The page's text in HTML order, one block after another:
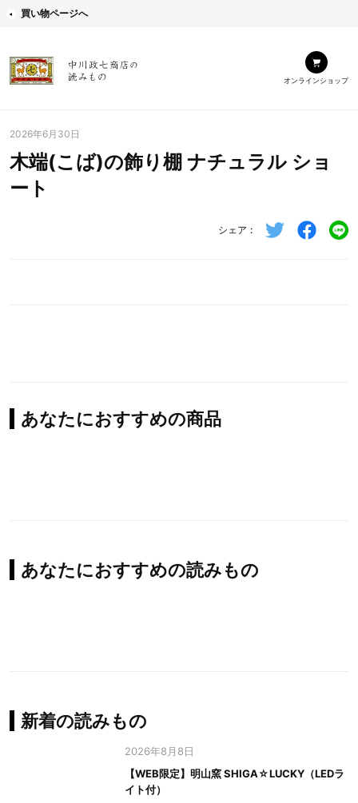
買い物ページへ
オンラインショップ
2026年6月30日
木端(こば)の飾り棚 ナチュラル ショ
ート
シェア
あなたにおすすめの商品
あなたにおすすめの読みもの
新着の読みもの
2026年8月8日
【WEB限定】明山窯 SHIGA☆LUCKY（LEDラ
イト付）